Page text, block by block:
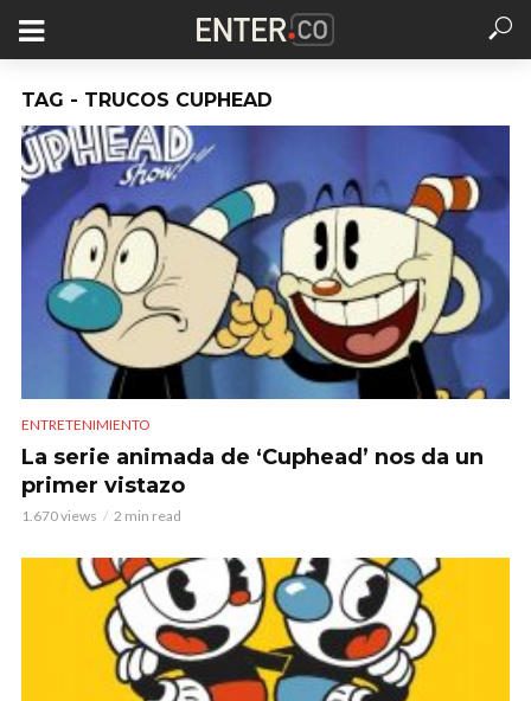
TAG - TRUCOS CUPHEAD
ENTRETENIMIENTO
La serie animada de ‘Cuphead’ nos da un
primer vistazo
1.670 views 2 min read